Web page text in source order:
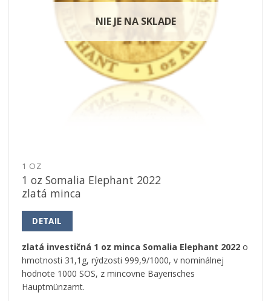
NIE JE NA SKLADE
1 OZ
1 oz Somalia Elephant 2022
zlatá minca
DETAIL
zlatá investičná 1 oz minca Somalia Elephant 2022o
hmotnosti 31,1g, rýdzosti 999,9/1000, v nominálnej
hodnote 1000 SOS, z mincovne Bayerisches
Hauptmünzamt.